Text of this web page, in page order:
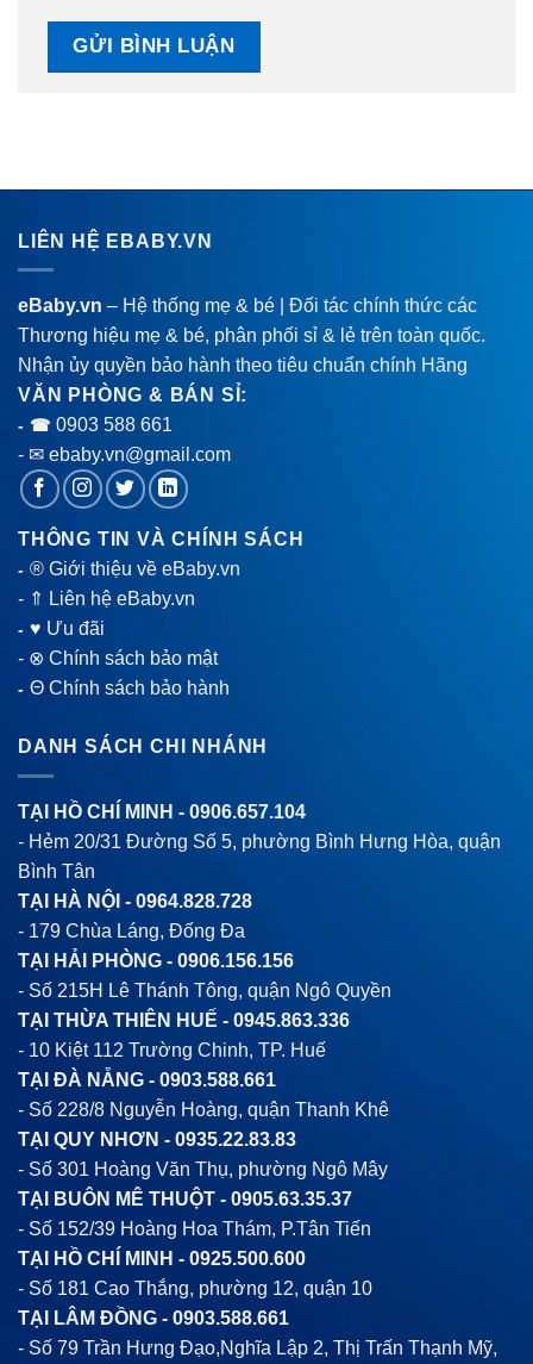
LIÊN HỆ EBABY.VN
eBaby.vn – Hệ thống mẹ & bé | Đối tác chính thức các
Thương hiệu mẹ & bé, phân phối sỉ & lẻ trên toàn quốc.
Nhận ủy quyền bảo hành theo tiêu chuẩn chính Hãng
VĂN PHÒNG & BÁN SỈ:
- ☎ 0903 588 661
- ✉ ebaby.vn@gmail.com
THÔNG TIN VÀ CHÍNH SÁCH
-® Giới thiệu về eBaby.vn
- ⇑ Liên hệ eBaby.vn
-♥ Ưu đãi
- ⊗ Chính sách bảo mật
-Θ Chính sách bảo hành
DANH SÁCH CHI NHÁNH
TẠI HỒ CHÍ MINH - 0906.657.104
- Hẻm 20/31 Đường Số 5, phường Bình Hưng Hòa, quận
Bình Tân
TẠI HÀ NỘI - 0964.828.728
- 179 Chùa Láng, Đống Đa
TẠI HẢI PHÒNG - 0906.156.156
- Số 215H Lê Thánh Tông, quận Ngô Quyền
TẠI THỪA THIÊN HUẾ - 0945.863.336
- 10 Kiệt 112 Trường Chinh, TP. Huế
TẠI ĐÀ NẴNG - 0903.588.661
- Số 228/8 Nguyễn Hoàng, quận Thanh Khê
TẠI QUY NHƠN - 0935.22.83.83
- Số 301 Hoàng Văn Thụ, phường Ngô Mây
TẠI BUÔN MÊ THUỘT - 0905.63.35.37
- Số 152/39 Hoàng Hoa Thám, P.Tân Tiến
TẠI HỒ CHÍ MINH - 0925.500.600
- Số 181 Cao Thắng, phường 12, quận 10
TẠI LÂM ĐỒNG - 0903.588.661
- Số 79 Trần Hưng Đạo,Nghĩa Lập 2, Thị Trấn Thạnh Mỹ,